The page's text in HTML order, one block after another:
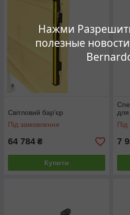
Нажми
полезные
Світловий бар'єр
Під замовлення
64 784 ₴
Купити
7